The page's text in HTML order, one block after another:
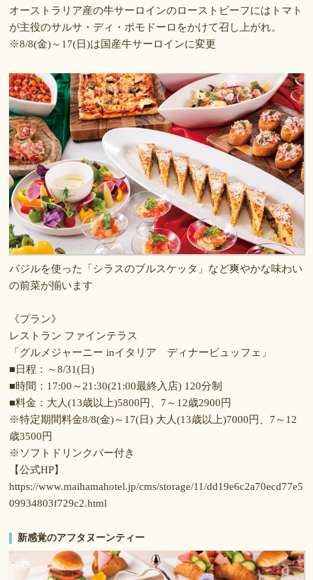
オーストラリア産の牛サーロインのローストビーフにはトマト
が主役のサルサ・ディ・ポモドーロをかけて召し上がれ。
※8/8(金)～17(日)は国産牛サーロインに変更
バジルを使った「シラスのブルスケッタ」など爽やかな味わい
の前菜が揃います
《プラン》
レストラン ファインテラス
「グルメジャーニー inイタリア ディナービュッフェ」
■日程：～8/31(日)
■時間：17:00～21:30(21:00最終入店) 120分制
■料金：大人(13歳以上)5800円、7～12歳2900円
※特定期間料金8/8(金)～17(日) 大人(13歳以上)7000円、7～12
歳3500円
※ソフトドリンクバー付き
【公式HP】
https://www.maihamahotel.jp/cms/storage/11/dd19e6c2a70ecd77e5
09934803f729c2.html
新感覚のアフタヌーンティー